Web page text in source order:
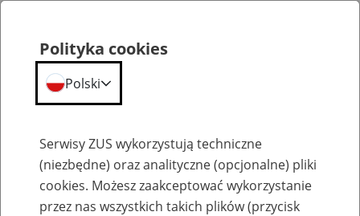
Słownik
Polityka cookies
Polski
Serwisy ZUS wykorzystują techniczne
(niezbędne) oraz analityczne (opcjonalne) pliki
cookies. Możesz zaakceptować wykorzystanie
przez nas wszystkich takich plików (przycisk